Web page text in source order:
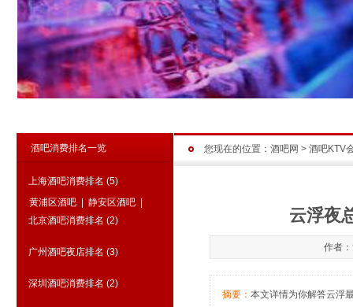
您现在的位置： 酒吧网 > 酒吧KTV
酒吧消费排名一览
上海酒吧消费排名 (5)
黄浦区酒吧
静安区酒吧
北京酒吧消费排名 (2)
广州酒吧夜店排名 (3)
深圳酒吧消费排名 (2)
云浮夜
作者
摘要： 本文详情为你解答云浮